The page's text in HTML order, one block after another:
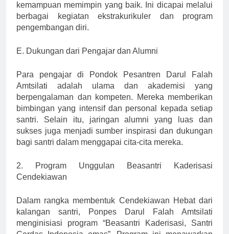
kemampuan memimpin yang baik. Ini dicapai melalui
berbagai kegiatan ekstrakurikuler dan program
pengembangan diri.
E. Dukungan dari Pengajar dan Alumni
Para pengajar di Pondok Pesantren Darul Falah
Amtsilati adalah ulama dan akademisi yang
berpengalaman dan kompeten. Mereka memberikan
bimbingan yang intensif dan personal kepada setiap
santri. Selain itu, jaringan alumni yang luas dan
sukses juga menjadi sumber inspirasi dan dukungan
bagi santri dalam menggapai cita-cita mereka.
2. Program Unggulan Beasantri Kaderisasi
Cendekiawan
Dalam rangka membentuk Cendekiawan Hebat dari
kalangan santri, Ponpes Darul Falah Amtsilati
menginisiasi program “Beasantri Kaderisasi, Santri